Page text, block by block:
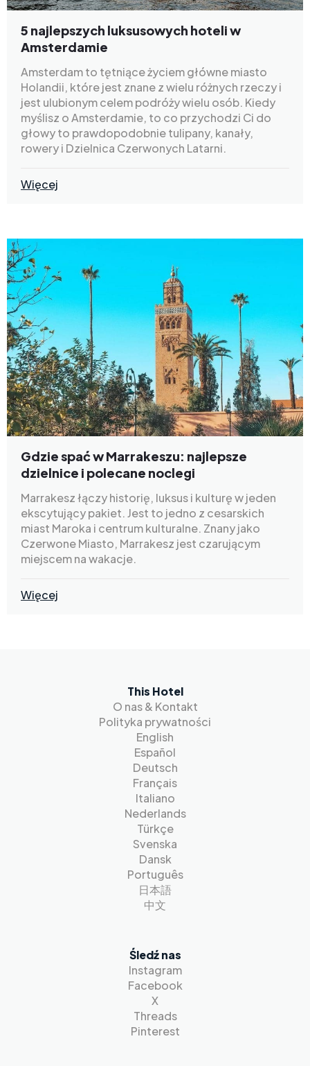
5 najlepszych luksusowych hoteli w
Amsterdamie
Amsterdam to tętniące życiem główne miasto
Holandii, które jest znane z wielu różnych rzeczy i
jest ulubionym celem podróży wielu osób. Kiedy
myślisz o Amsterdamie, to co przychodzi Ci do
głowy to prawdopodobnie tulipany, kanały,
rowery i Dzielnica Czerwonych Latarni.
Więcej
Gdzie spać w Marrakeszu: najlepsze
dzielnice i polecane noclegi
Marrakesz łączy historię, luksus i kulturę w jeden
ekscytujący pakiet. Jest to jedno z cesarskich
miast Maroka i centrum kulturalne. Znany jako
Czerwone Miasto, Marrakesz jest czarującym
miejscem na wakacje.
Więcej
This Hotel
O nas & Kontakt
Polityka prywatności
English
Español
Deutsch
Français
Italiano
Nederlands
Türkçe
Svenska
Dansk
Português
日本語
中文
Śledź nas
Instagram
Facebook
X
Threads
Pinterest